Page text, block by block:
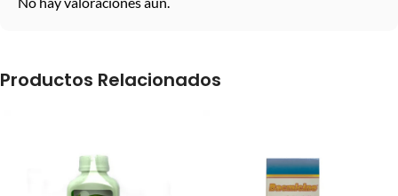
Productos Relacionados